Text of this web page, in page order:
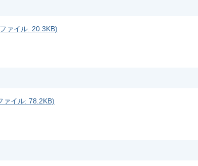
ァイル: 20.3KB)
ァイル: 78.2KB)